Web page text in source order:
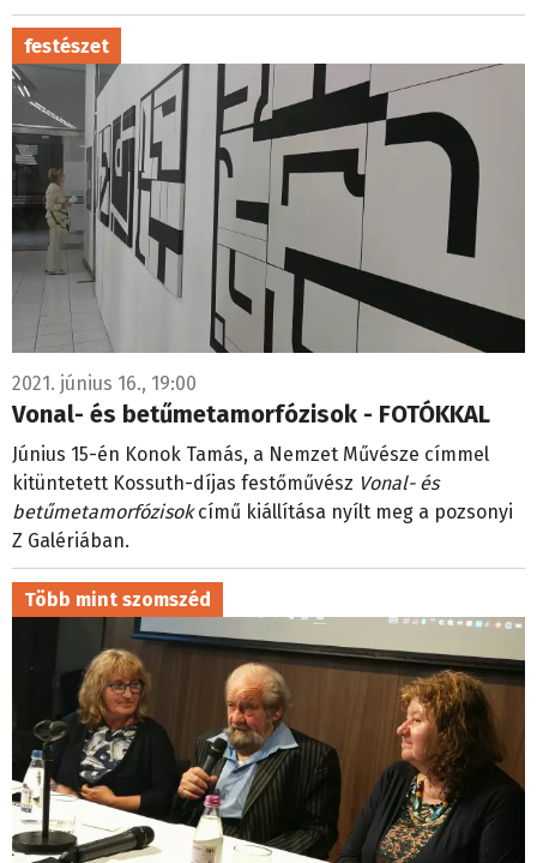
festészet
2021. június 16., 19:00
Vonal- és betűmetamorfózisok - FOTÓKKAL
Június 15-én Konok Tamás, a Nemzet Művésze címmel
kitüntetett Kossuth-díjas festőművész Vonal- és
betűmetamorfózisokcímű kiállítása nyílt meg a pozsonyi
Z Galériában.
Több mint szomszéd